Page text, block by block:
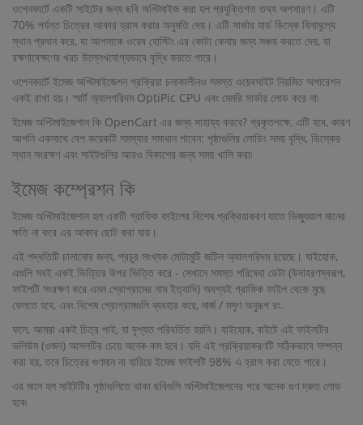
ওপেনকার্টে একটি সাইটের জন্য ছবি অপ্টিমাইজ করা হল প্রযুক্তিগত তথ্য অপসারণ। এটি
70% পর্যন্ত চিত্রের আকার হ্রাস করার অনুমতি দেয়। এটি সার্ভার হার্ড ডিস্কে বিনামূল্যে
স্থান প্রদান করে, যা আপনাকে ওয়েব হোস্টিং এর কোটা কেনার জন্য সঞ্চয় করতে দেয়, যা
রক্ষণাবেক্ষণের খরচ উল্লেখযোগ্যভাবে বৃদ্ধি করতে পারে।
ওপেনকার্টে ইমেজ অপ্টিমাইজেশন প্রক্রিয়া চলাকালীনও সমস্ত ওয়েবসাইট নিয়মিত অপারেশন
একই রাখা হয়। স্মার্ট অ্যালগরিদম OptiPic CPU এবং মেমরি সার্ভার লোড করে না৷
ইমেজ অপ্টিমাইজেশান কি OpenCart এর জন্য সাহায্য করবে? প্রকৃতপক্ষে, এটি হবে, কারণ
আপনি একসাথে বেশ কয়েকটি সমস্যার সমাধান পাবেন: পৃষ্ঠাগুলির লোডিং সময় বৃদ্ধি, ডিস্কের
স্থান সংরক্ষণ এবং সাইটগুলির আরও বিকাশের জন্য সময় খালি করা৷
ইমেজ কম্প্রেশন কি
ইমেজ অপ্টিমাইজেশান হল একটি গ্রাফিক ফাইলের বিশেষ প্রক্রিয়াকরণ যাতে ভিজ্যুয়াল মানের
ক্ষতি না করে এর আকার ছোট করা যায়।
এই পদ্ধতিটি চালানোর জন্য, প্রচুর সংখ্যক মোটামুটি জটিল অ্যালগরিদম রয়েছে। যাইহোক,
এগুলি সবই একই ভিত্তির উপর ভিত্তি করে - সেখানে সমস্ত পরিষেবা ডেটা (উদাহরণস্বরূপ,
ফাইলটি সংরক্ষণ করে এমন প্রোগ্রামের নাম ইত্যাদি) অবশ্যই গ্রাফিক ফাইল থেকে মুছে
ফেলতে হবে, এবং বিশেষ প্রোগ্রামগুলি ব্যবহার করে, মার্জ / মসৃণ অনুরূপ রং.
ফলে, আমরা একই চিত্র পাই, যা দৃশ্যত পরিবর্তিত হয়নি। যাইহোক, বাইটে এই ফাইলটির
ভলিউম (ওজন) আসলটির চেয়ে অনেক কম হবে। যদি এই প্রক্রিয়াকরণটি সঠিকভাবে সম্পন্ন
করা হয়, তবে চিত্রের গুণমান না হারিয়ে ইমেজ ফাইলটি 98% এ হ্রাস করা যেতে পারে।
এর মানে হল সাইটটির পৃষ্ঠাগুলিতে থাকা ছবিগুলি অপ্টিমাইজেশনের পরে অনেক গুণ দ্রুত লোড
হবে৷